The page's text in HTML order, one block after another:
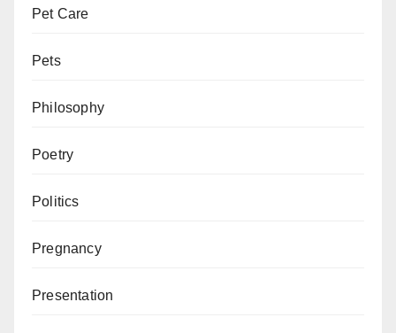
Pet Care
Pets
Philosophy
Poetry
Politics
Pregnancy
Presentation